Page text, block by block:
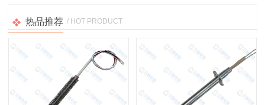
热品推荐 / HOT PRODUCT